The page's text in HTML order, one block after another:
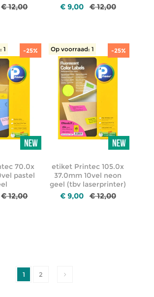
€ 12,00 € 9,00 € 12,00
-25%
1
70.0x
pastel
€ 12,00
-25%
Op voorraad: 1
etiket Printec 105.0x
37.0mm 10vel neon
geel (tbv laserprinter)
€ 9,00 € 12,00
1 2